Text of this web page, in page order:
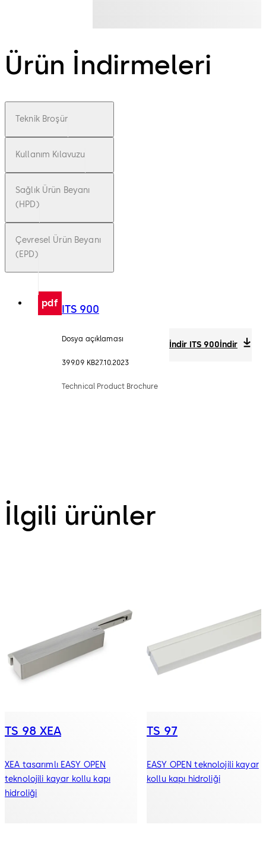
Ürün İndirmeleri
Teknik Broşür
Kullanım Kılavuzu
Sağlık Ürün Beyanı
(HPD)
Çevresel Ürün Beyanı
(EPD)
pdf ITS 900
Dosya açıklaması
399.09 KB27.10.2023
Technical Product Brochure
İndir ITS 900İndir
İlgili ürünler
TS 98 XEA
XEA tasarımlı EASY OPEN
teknolojili kayar kollu kapı
hidroliği
TS 97
EASY OPEN teknolojili kayar
kollu kapı hidroliği